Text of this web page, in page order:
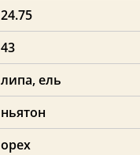
24.75
43
липа, ель
ньятон
орех